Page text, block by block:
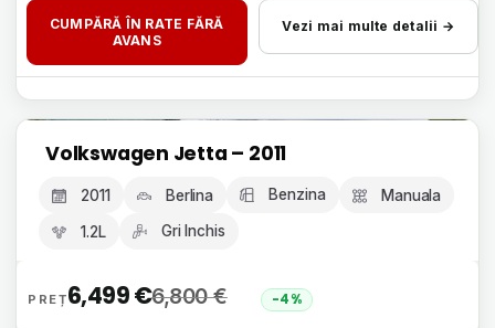
CUMPĂRĂ ÎN RATE FĂRĂ
AVANS
Vezi mai multe detalii →
GARANȚIE 12 LUNI
Volkswagen Jetta – 2011
2011 Berlina Benzina Manuala
1.2L Gri Inchis
6,800€
6,499€ -4%